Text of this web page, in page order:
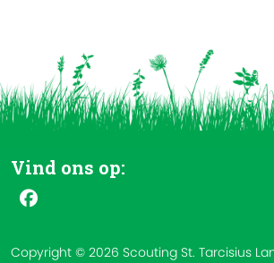
Vind ons op:
Copyright © 2026 Scouting St. Tarcisius